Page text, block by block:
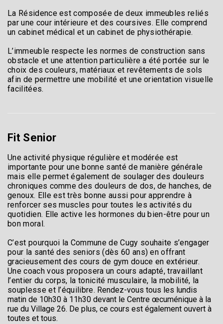
La Résidence est composée de deux immeubles reliés
par une cour intérieure et des coursives. Elle comprend
un cabinet médical et un cabinet de physiothérapie.
L’immeuble respecte les normes de construction sans
obstacle et une attention particulière a été portée sur le
choix des couleurs, matériaux et revêtements de sols
afin de permettre une mobilité et une orientation visuelle
facilitées.
Fit Senior
Une activité physique régulière et modérée est
importante pour une bonne santé de manière générale
mais elle permet également de soulager des douleurs
chroniques comme des douleurs de dos, de hanches, de
genoux. Elle est très bonne aussi pour apprendre à
renforcer ses muscles pour toutes les activités du
quotidien. Elle active les hormones du bien-être pour un
bon moral.
C’est pourquoi la Commune de Cugy souhaite s’engager
pour la santé des seniors (dès 60 ans) en offrant
gracieusement des cours de gym douce en extérieur.
Une coach vous proposera un cours adapté, travaillant
l’entier du corps, la tonicité musculaire, la mobilité, la
souplesse et l’équilibre. Rendez-vous tous les lundis
matin de 10h30 à 11h30 devant le Centre œcuménique à la
rue du Village 26. De plus, ce cours est également ouvert à
toutes et tous.